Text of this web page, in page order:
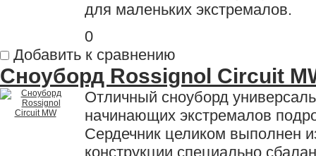
для маленьких экстремалов.
0
Добавить к сравнению
Сноуборд Rossignol Circuit
Отличный сноуборд
начинающих экстремалов
Сердечник целиком выполнен
конструкции специально